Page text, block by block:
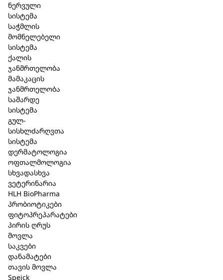
ნერვული
სისტემა
საჭმლის
მომნელებელი
სისტემა
ქალის
ჯანმრთელობა
მამაკაცის
ჯანმრთელობა
საშარდე
სისტემა
გულ-
სისხლძარღვთა
სისტემა
დერმატოლოგია
ოფთალმოლოგია
სხვადასხვა
ვეტერინარია
HLH BioPharma
პრობიოტიკები
ფიტოპრეპარატები
პირის ღრუს
მოვლა
საკვები
დანამატები
თავის მოვლა
Speick
მიღების
ამპულა (1.1 მლ) კუნთში, კანქვეშ, კანში,
აუცილებლობისას ვენაში – 1-3ჯერ კვირაში,
მწვავე მდგომარეობისას ყოველდღე.
უკუჩვენება
მგრძნობელობა პრეპარატის რომელიმე
შემადგენელი კომპონენტის მიმართ.
ორსულობა
კონსულტაციის შემდეგ;
გვერდითი
შესაძლებელია ინდივიდუალური მგრძნობელობის
გამოვლინება პრეპარატის რომელიმე
შემადგენელი კომპონენტის მიმართ ალერგიული
რეაქციის სახით – ჰიპერემია, კანზე გამინაყარი, ან
ქავილი.
განსაკუთრებული
ბავშვებში პრეპარატი გამოიყენება ექიმთან
კონსულტაციის შემდეგ. რაც მალე იწყება
პრეპარატის მიღება, მით სწრაფად მიიღწევა
შედეგი და ხანმოკლე ხდება გამოჯანმრთელების
პერიოდი. კლინიკური სურათის გაუმჯობესების
შემდეგაც, რეკომენდებულია პრეპარატის მიღება
დამატებით 3-5 დღის განმავლობაში ორგანიზმის
სრული დეტოქსიკაციისთვის. ორსულებში და
მეძუძურებში გამოყენება ინდივიდუალურია.
სხვა მედიკამენტებთან